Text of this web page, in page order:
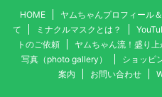
HOME ヤムちゃんプロフィール
て
ミナクルマスクとは？
トのご依頼
ヤムちゃん流！盛り
写真（photo gallery）
ショッピ
案内
お問い合わせ